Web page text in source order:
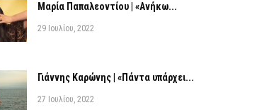
Μαρία Παπαλεοντίου | «Ανήκω...
29 Ιουλίου, 2022
Γιάννης Καρώνης | «Πάντα υπάρχει...
27 Ιουλίου, 2022